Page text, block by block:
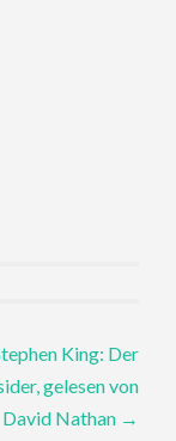
King: Der
gelesen von
David Nathan →